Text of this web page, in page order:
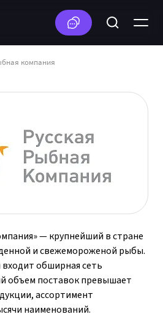
компания
— крупнейший в стране
и свежемороженой рыбы.
обширная сеть
объем поставок превышает
ассортимент
наименований.